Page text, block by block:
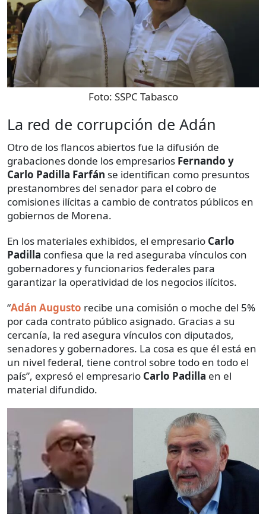
Foto: SSPC Tabasco
La red de corrupción de Adán
Otro de los flancos abiertos fue la difusión de
grabaciones donde los empresarios Fernando y
Carlo Padilla Farfán se identifican como presuntos
prestanombres del senador para el cobro de
comisiones ilícitas a cambio de contratos públicos en
gobiernos de Morena.
En los materiales exhibidos, el empresario Carlo
Padilla confiesa que la red aseguraba vínculos con
gobernadores y funcionarios federales para
garantizar la operatividad de los negocios ilícitos.
“Adán Augusto recibe una comisión o moche del 5%
por cada contrato público asignado. Gracias a su
cercanía, la red asegura vínculos con diputados,
senadores y gobernadores. La cosa es que él está en
un nivel federal, tiene control sobre todo en todo el
país”, expresó el empresario Carlo Padilla en el
material difundido.